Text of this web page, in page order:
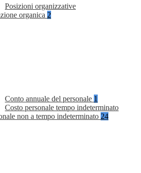
Posizioni organizzative
organica 2
Conto annuale del personale 1
Costo personale tempo indeterminato
non a tempo indeterminato 24